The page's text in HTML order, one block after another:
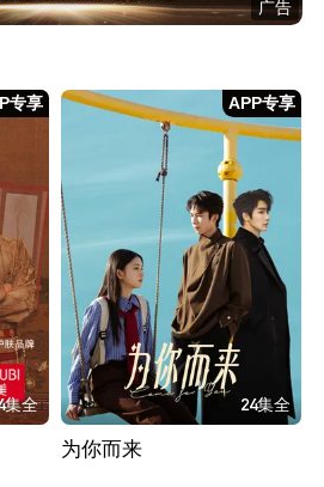
广告
专享
集全
APP专享
24集全
为你而来